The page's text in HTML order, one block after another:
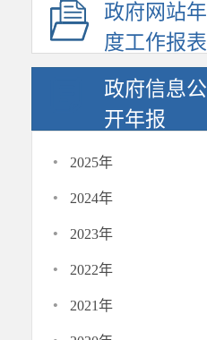
政府网站年
度工作报表
政府信息公
开年报
· 2025年
· 2024年
· 2023年
· 2022年
· 2021年